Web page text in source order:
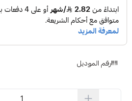
رقم الموديل